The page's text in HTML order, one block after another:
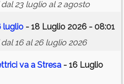
23 luglio al 2 agosto
luglio - 18 Luglio 2026 - 08:01
16 al 26 luglio 2026
va a Stresa - 16 Luglio